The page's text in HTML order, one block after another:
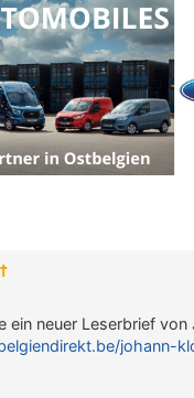
ein neuer Leserbrief
johann-